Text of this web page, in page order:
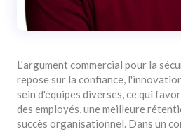
L'argument commercial pour la
repose sur la confiance,
sein d'équipes diverses, ce qui
des employés, une meilleure
succès organisationnel. Dans un